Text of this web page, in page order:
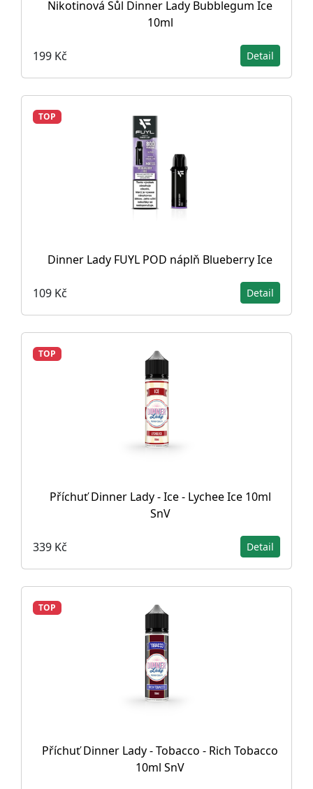
Nikotinová Sůl Dinner Lady Bubblegum Ice
10ml
199 Kč Detail
TOP
Dinner Lady FUYL POD náplň Blueberry Ice
109 Kč Detail
TOP
Příchuť Dinner Lady - Ice - Lychee Ice 10ml
SnV
339 Kč Detail
TOP
Příchuť Dinner Lady - Tobacco - Rich Tobacco
10ml SnV